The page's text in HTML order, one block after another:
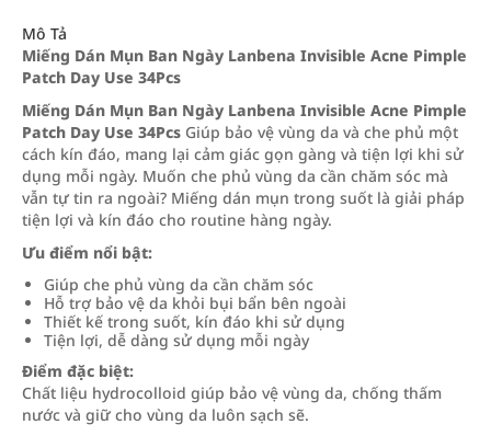
Mô Tả
Miếng Dán Mụn Ban Ngày Lanbena Invisible Acne Pimple
Patch Day Use 34Pcs
Miếng Dán Mụn Ban Ngày Lanbena Invisible Acne Pimple
Patch Day Use 34Pcs Giúp bảo vệ vùng da và che phủ một
cách kín đáo, mang lại cảm giác gọn gàng và tiện lợi khi sử
dụng mỗi ngày. Muốn che phủ vùng da cần chăm sóc mà
vẫn tự tin ra ngoài? Miếng dán mụn trong suốt là giải pháp
tiện lợi và kín đáo cho routine hàng ngày.
Ưu điểm nổi bật:
Giúp che phủ vùng da cần chăm sóc
Hỗ trợ bảo vệ da khỏi bụi bẩn bên ngoài
Thiết kế trong suốt, kín đáo khi sử dụng
Tiện lợi, dễ dàng sử dụng mỗi ngày
Điểm đặc biệt:
Chất liệu hydrocolloid giúp bảo vệ vùng da, chống thấm
nước và giữ cho vùng da luôn sạch sẽ.